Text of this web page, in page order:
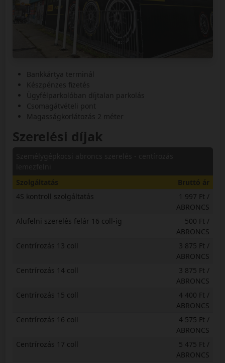
Bankkártya terminál
Készpénzes fizetés
Ügyfélparkolóban díjtalan parkolás
Csomagátvételi pont
Magasságkorlátozás 2 méter
Szerelési díjak
Szolgáltatás
Bruttó ár
4S kontroll szolgáltatás
1 997 Ft /
ABRONCS
Alufelni szerelés felár 16 coll-ig
500 Ft /
ABRONCS
Centrírozás 13 coll
3 875 Ft /
ABRONCS
Centrírozás 14 coll
3 875 Ft /
ABRONCS
Centrírozás 15 coll
4 400 Ft /
ABRONCS
Centrírozás 16 coll
4 575 Ft /
ABRONCS
Centrírozás 17 coll
5 475 Ft /
ABRONCS